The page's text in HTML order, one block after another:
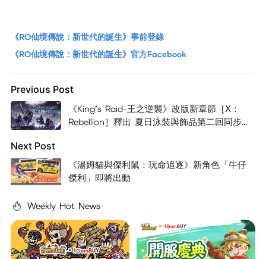
《RO仙境傳說：新世代的誕生》事前登錄
《RO仙境傳說：新世代的誕生》官方Facebook
Previous Post
《King’s Raid-王之逆襲》改版新章節［Ⅹ：
Rebellion］釋出 夏日泳裝與飾品第二回同步公
Next Post
《湯姆貓與傑利鼠：玩命追逐》新角色「牛仔
傑利」即將出動
Weekly Hot News